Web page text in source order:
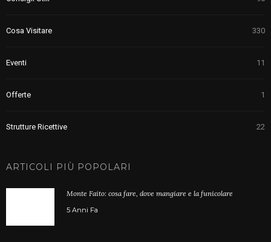
Cosa Visitare 330
Eventi 11
Offerte 1
Strutture Ricettive 22
ARTICOLI PIÙ POPOLARI
Monte Faito: cosa fare, dove mangiare e la funicolare
5 Anni Fa